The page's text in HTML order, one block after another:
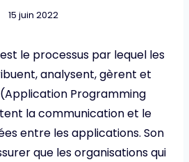
15 juin 2022
le processus par lequel les
analysent, gèrent et
Programming
la communication et le
entre les applications. Son
que les organisations qui